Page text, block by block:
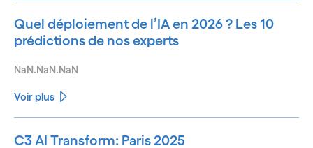
Quel déploiement de l’IA en 2026 ? Les 10
prédictions de nos experts
NaN.NaN.NaN
Voir plus
C3 AI Transform: Paris 2025